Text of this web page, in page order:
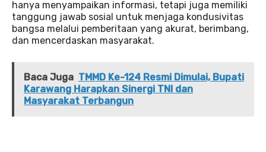
hanya menyampaikan informasi, tetapi juga memiliki
tanggung jawab sosial untuk menjaga kondusivitas
bangsa melalui pemberitaan yang akurat, berimbang,
dan mencerdaskan masyarakat.
Baca Juga TMMD Ke-124 Resmi Dimulai, Bupati
Karawang Harapkan Sinergi TNI dan
Masyarakat Terbangun